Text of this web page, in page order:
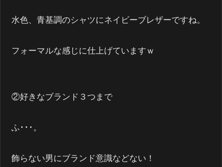
水色、青基調のシャツにネイビーブレザーですね。
フォーマルな感じに仕上げていますｗ
②好きなブランド３つまで
ふ･･･。
飾らない男にブランド意識などない！